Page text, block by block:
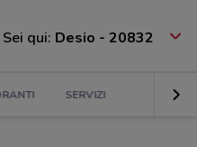
Sei qui: Desio - 20832
SERVIZI